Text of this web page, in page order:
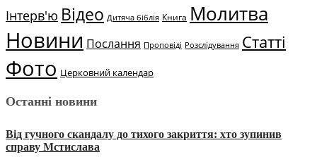
Інтерв'ю Відео Дитяча біблія Книга Молитва
Новини Послання Проповіді Розслідування Статті
Фото Церковний календар
Останні новини
Від гучного скандалу до тихого закриття: хто зупинив
справу Мстислава